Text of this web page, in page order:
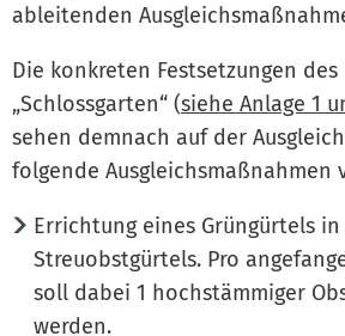
ableitenden
Die konkreten Festsetzungen
„Schlossgarten“ (siehe Anlage 1
sehen demnach auf der
folgende Ausgleichsmaßnahmen
Errichtung eines Grüngürtels in
Streuobstgürtels. Pro
soll dabei 1 hochstämmiger
werden.